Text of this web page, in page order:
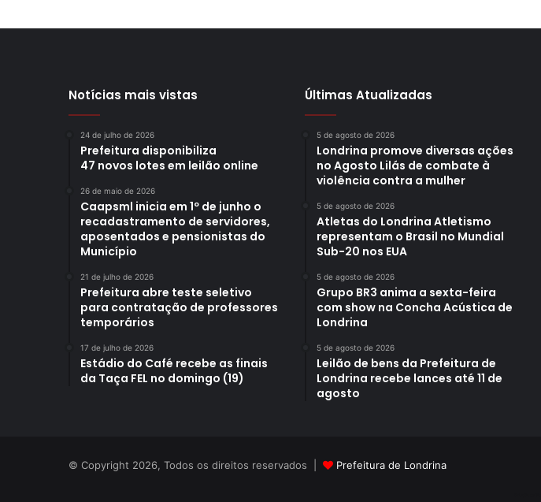
Notícias mais vistas
24 de julho de 2026
Prefeitura disponibiliza
47 novos lotes em leilão online
26 de maio de 2026
Caapsml inicia em 1º de junho o
recadastramento de servidores,
aposentados e pensionistas do
Município
21 de julho de 2026
Prefeitura abre teste seletivo
para contratação de professores
temporários
17 de julho de 2026
Estádio do Café recebe as finais
da Taça FEL no domingo (19)
Últimas Atualizadas
5 de agosto de 2026
Londrina promove diversas ações
no Agosto Lilás de combate à
violência contra a mulher
5 de agosto de 2026
Atletas do Londrina Atletismo
representam o Brasil no Mundial
Sub-20 nos EUA
5 de agosto de 2026
Grupo BR3 anima a sexta-feira
com show na Concha Acústica de
Londrina
5 de agosto de 2026
Leilão de bens da Prefeitura de
Londrina recebe lances até 11 de
agosto
© Copyright 2026, Todos os direitos reservados | Prefeitura de Londrina